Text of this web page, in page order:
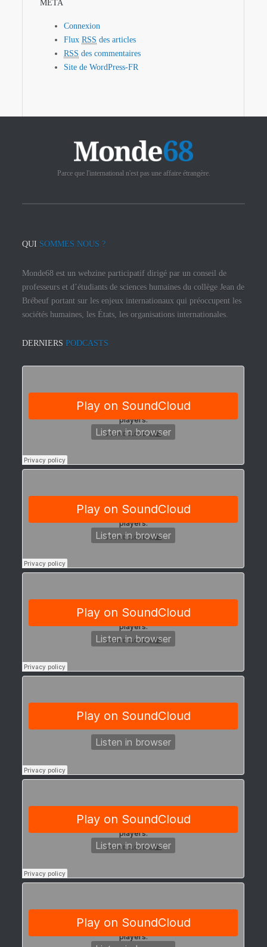
MÉTA
Connexion
FluxRSS des articles
RSS des commentaires
Site de WordPress-FR
Parce que l'international n'est pas une affaire étrangère.
QUI SOMMES NOUS ?
Monde68 est un webzine participatif dirigé par un conseil de
professeurs et d’étudiants de sciences humaines du collège Jean de
Brébeuf portant sur les enjeux internationaux qui préoccupent les
sociétés humaines, les États, les organisations internationales.
DERNIERS PODCASTS